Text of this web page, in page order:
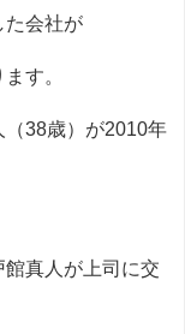
た会社が
す。
（38歳）が2010年
館真人が上司に交